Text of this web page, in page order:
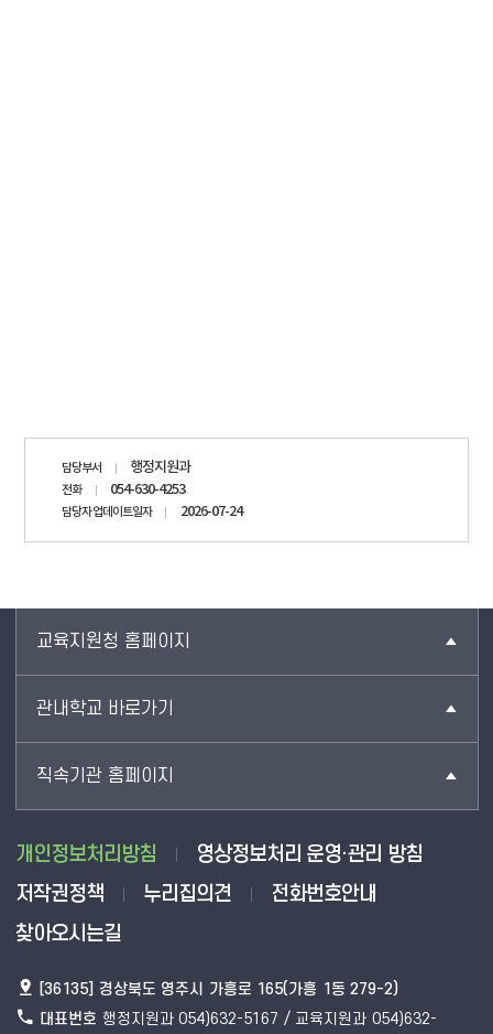
담당부서 행정지원과
전화 054-630-4253
담당자 업데이트일자 2026-07-24
교육지원청 홈페이지
관내학교 바로가기
직속기관 홈페이지
개인정보처리방침
영상정보처리 운영·관리 방침
저작권정책
누리집의견
전화번호안내
찾아오시는길
[36135] 경상북도 영주시 가흥로 165(가흥 1동 279-2)
대표번호 행정지원과 054)632-5167 / 교육지원과 054)632-